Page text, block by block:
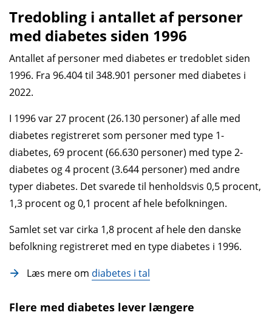
Tredobling i antallet af personer
med diabetes siden 1996
Antallet af personer med diabetes er tredoblet siden
1996. Fra 96.404 til 348.901 personer med diabetes i
2022.
I 1996 var 27 procent (26.130 personer) af alle med
diabetes registreret som personer med type 1-
diabetes, 69 procent (66.630 personer) med type 2-
diabetes og 4 procent (3.644 personer) med andre
typer diabetes. Det svarede til henholdsvis 0,5 procent,
1,3 procent og 0,1 procent af hele befolkningen.
Samlet set var cirka 1,8 procent af hele den danske
befolkning registreret med en type diabetes i 1996.
Læs mere om diabetes i tal
Flere med diabetes lever længere